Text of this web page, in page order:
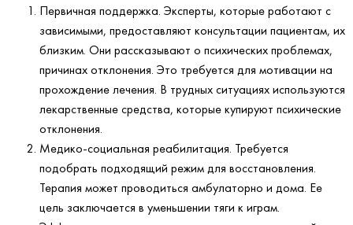
Первичная поддержка. Эксперты, которые работают с
зависимыми, предоставляют консультации пациентам, их
близким. Они рассказывают о психических проблемах,
причинах отклонения. Это требуется для мотивации на
прохождение лечения. В трудных ситуациях используются
лекарственные средства, которые купируют психические
отклонения.
Медико-социальная реабилитация. Требуется
подобрать подходящий режим для восстановления.
Терапия может проводиться амбулаторно и дома. Ее
цель заключается в уменьшении тяги к играм.